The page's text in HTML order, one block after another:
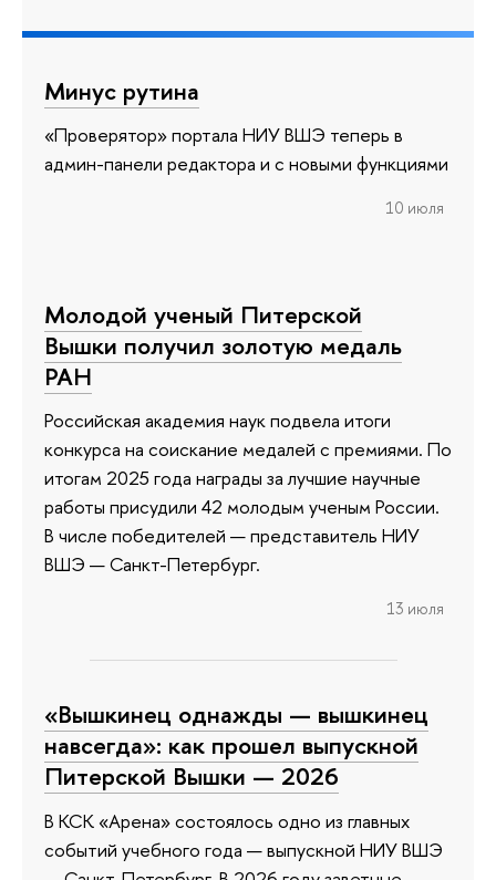
Минус рутина
«Проверятор» портала НИУ ВШЭ теперь в
админ-панели редактора и с новыми функциями
10 июля
Молодой ученый Питерской
Вышки получил золотую медаль
РАН
Российская академия наук подвела итоги
конкурса на соискание медалей с премиями. По
итогам 2025 года награды за лучшие научные
работы присудили 42 молодым ученым России.
В числе победителей — представитель НИУ
ВШЭ — Санкт-Петербург.
13 июля
«Вышкинец однажды — вышкинец
навсегда»: как прошел выпускной
Питерской Вышки — 2026
В КСК «Арена» состоялось одно из главных
событий учебного года — выпускной НИУ ВШЭ